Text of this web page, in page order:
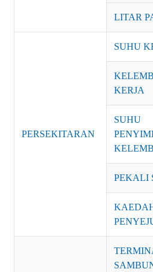
LITAR
PERSEKITARAN
SUHU
KERJA
SUHU
PEKALI